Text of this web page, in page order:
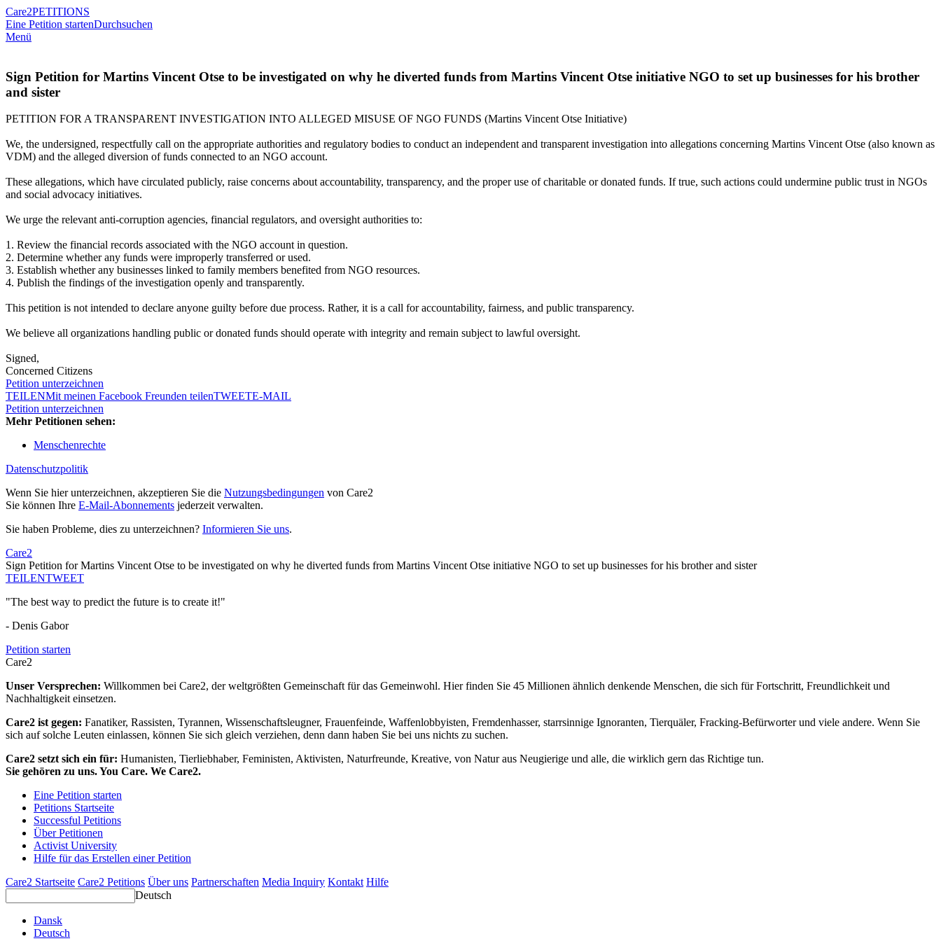
Care2PETITIONS
Eine Petition startenDurchsuchen
Menü
Sign Petition for Martins Vincent Otse to be investigated on why he diverted funds from Martins Vincent Otse initiative NGO to set up businesses for his brother
and sister
PETITION FOR A TRANSPARENT INVESTIGATION INTO ALLEGED MISUSE OF NGO FUNDS (Martins Vincent Otse Initiative)
We, the undersigned, respectfully call on the appropriate authorities and regulatory bodies to conduct an independent and transparent investigation into allegations concerning Martins Vincent Otse (also known as
VDM) and the alleged diversion of funds connected to an NGO account.
These allegations, which have circulated publicly, raise concerns about accountability, transparency, and the proper use of charitable or donated funds. If true, such actions could undermine public trust in NGOs
and social advocacy initiatives.
We urge the relevant anti-corruption agencies, financial regulators, and oversight authorities to:
1. Review the financial records associated with the NGO account in question.
2. Determine whether any funds were improperly transferred or used.
3. Establish whether any businesses linked to family members benefited from NGO resources.
4. Publish the findings of the investigation openly and transparently.
This petition is not intended to declare anyone guilty before due process. Rather, it is a call for accountability, fairness, and public transparency.
We believe all organizations handling public or donated funds should operate with integrity and remain subject to lawful oversight.
Signed,
Concerned Citizens
Petition unterzeichnen
TEILENMit meinen Facebook Freunden teilenTWEETE-MAIL
Petition unterzeichnen
Mehr Petitionen sehen:
Menschenrechte
Datenschutzpolitik
Wenn Sie hier unterzeichnen, akzeptieren Sie die Nutzungsbedingungen von Care2
Sie können Ihre E-Mail-Abonnements jederzeit verwalten.
Sie haben Probleme, dies zu unterzeichnen? Informieren Sie uns.
Care2
Sign Petition for Martins Vincent Otse to be investigated on why he diverted funds from Martins Vincent Otse initiative NGO to set up businesses for his brother and sister
TEILENTWEET
"The best way to predict the future is to create it!"
- Denis Gabor
Petition starten
Care2
Unser Versprechen: Willkommen bei Care2, der weltgrößten Gemeinschaft für das Gemeinwohl. Hier finden Sie 45 Millionen ähnlich denkende Menschen, die sich für Fortschritt, Freundlichkeit und
Nachhaltigkeit einsetzen.
Care2 ist gegen: Fanatiker, Rassisten, Tyrannen, Wissenschaftsleugner, Frauenfeinde, Waffenlobbyisten, Fremdenhasser, starrsinnige Ignoranten, Tierquäler, Fracking-Befürworter und viele andere. Wenn Sie
sich auf solche Leuten einlassen, können Sie sich gleich verziehen, denn dann haben Sie bei uns nichts zu suchen.
Care2 setzt sich ein für: Humanisten, Tierliebhaber, Feministen, Aktivisten, Naturfreunde, Kreative, von Natur aus Neugierige und alle, die wirklich gern das Richtige tun.
Sie gehören zu uns. You Care. We Care2.
Eine Petition starten
Petitions Startseite
Successful Petitions
Über Petitionen
Activist University
Hilfe für das Erstellen einer Petition
Care2 Startseite Care2 Petitions Über uns Partnerschaften Media Inquiry Kontakt Hilfe
Deutsch
Dansk
Deutsch